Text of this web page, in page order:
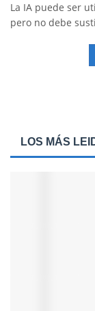
La IA puede ser
pero no debe
LOS MÁS